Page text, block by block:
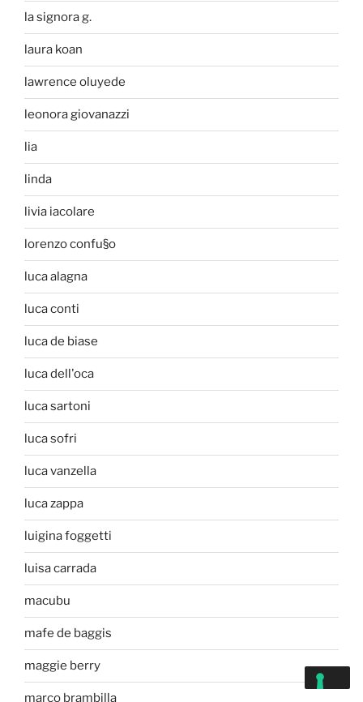
la signora g.
laura koan
lawrence oluyede
leonora giovanazzi
lia
linda
livia iacolare
lorenzo confu§o
luca alagna
luca conti
luca de biase
luca dell'oca
luca sartoni
luca sofri
luca vanzella
luca zappa
luigina foggetti
luisa carrada
macubu
mafe de baggis
maggie berry
marco brambilla